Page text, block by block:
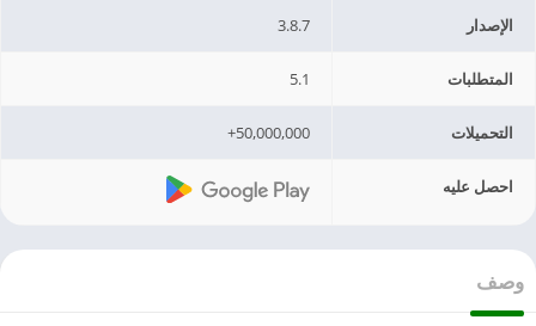
الإصدار 3.8.7
المتطلبات 5.1
التحميلات 50,000,000+
احصل عليه
وصف